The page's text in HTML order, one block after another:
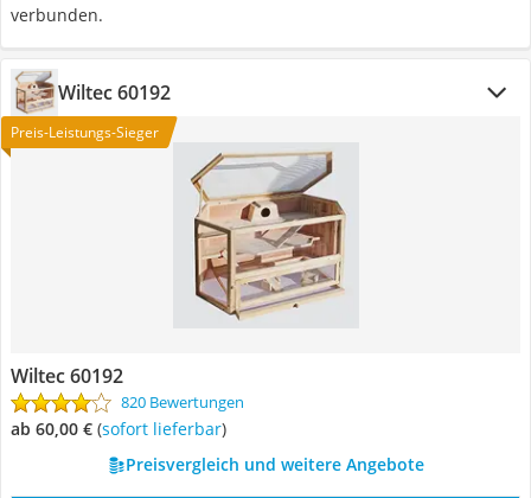
verbunden.
Wiltec 60192
Preis-Leistungs-Sieger
Wiltec 60192
820 Bewertungen
ab 60,00 € ( Sofort lieferbar)
Preisvergleich und weitere Angebote